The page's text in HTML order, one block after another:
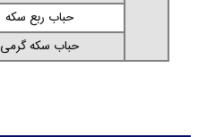
حباب ربع سکه
حباب سکه گرمی